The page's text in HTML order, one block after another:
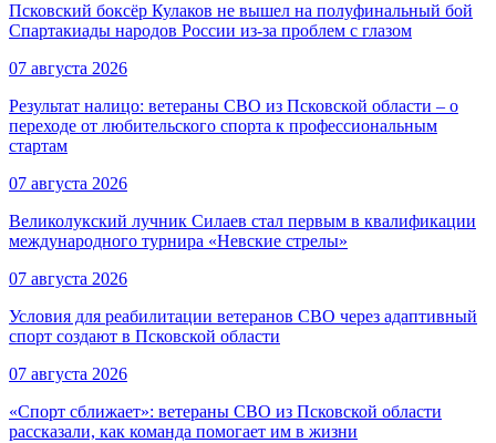
Псковский боксёр Кулаков не вышел на полуфинальный бой
Спартакиады народов России из-за проблем с глазом
07 августа 2026
Результат налицо: ветераны СВО из Псковской области – о
переходе от любительского спорта к профессиональным
стартам
07 августа 2026
Великолукский лучник Силаев стал первым в квалификации
международного турнира «Невские стрелы»
07 августа 2026
Условия для реабилитации ветеранов СВО через адаптивный
спорт создают в Псковской области
07 августа 2026
«Спорт сближает»: ветераны СВО из Псковской области
рассказали, как команда помогает им в жизни